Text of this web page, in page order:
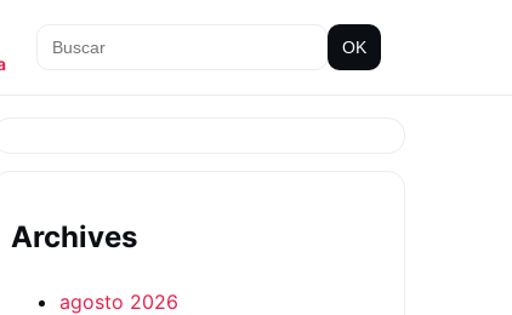
OK
Archives
agosto 2026